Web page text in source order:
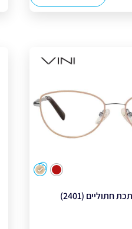
(2401)
צבע